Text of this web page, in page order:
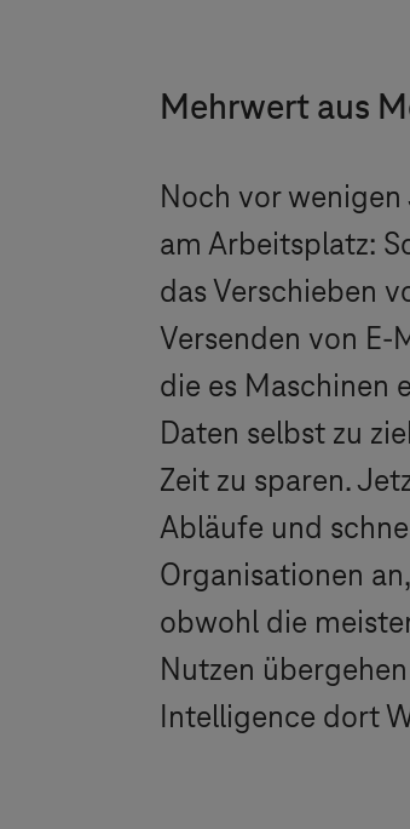
Mehrwert aus
Noch vor
am Arbeitsplatz:
das Verschieben
Versenden von E-
die es Maschinen
Daten selbst zu
Zeit zu sparen.
Abläufe und
Organisationen
obwohl die
Nutzen
Intelligence dort